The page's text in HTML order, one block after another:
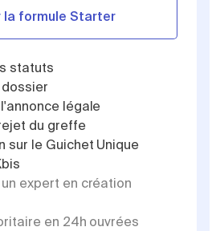
la formule Starter
statuts
légale
du greffe
sur le Guichet Unique
expert en création
en 24h ouvrées